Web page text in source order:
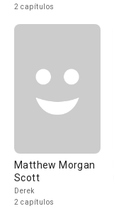
2 capítulos
Matthew Morgan
Scott
Derek
2 capítulos